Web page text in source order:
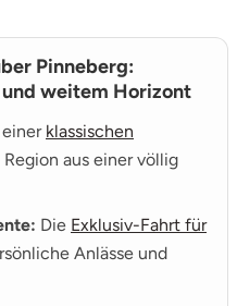
unter dir ihre
zum besonderen
ein Aussichtspunkt
für deinen
Pinneberg:
weitem Horizont
einer klassischen
aus einer völlig
Die Exklusiv-Fahrt für
Anlässe und